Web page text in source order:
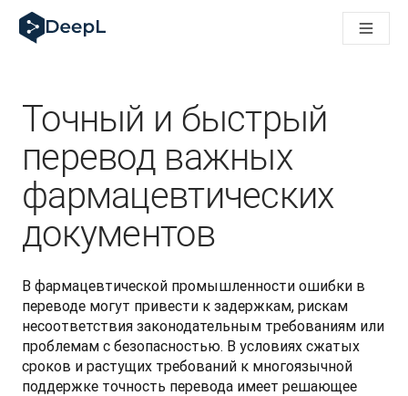
DeepL для ИИ-агентов
Translation Flow в DeepL: Новые рабочие процессы на
Разобраться в вопросах доверия к языковому ИИ в
Как мы разрабатываем систему оценки качества
От перевода текста до голосовой платформы
Building an instantly accessible voice demo with DeepL
Точный и быстрый
перевод важных
фармацевтических
документов
В фармацевтической промышленности ошибки в
переводе могут привести к задержкам, рискам
несоответствия законодательным требованиям или
проблемам с безопасностью. В условиях сжатых
сроков и растущих требований к многоязычной
поддержке точность перевода имеет решающее